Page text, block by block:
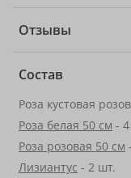
Отзывы
Состав
Роза кустовая
Роза белая 50 см -
Роза розовая 50 см
Лизиантус - 2 шт.